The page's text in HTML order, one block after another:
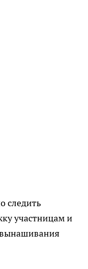
следить
участницам и
вынашивания